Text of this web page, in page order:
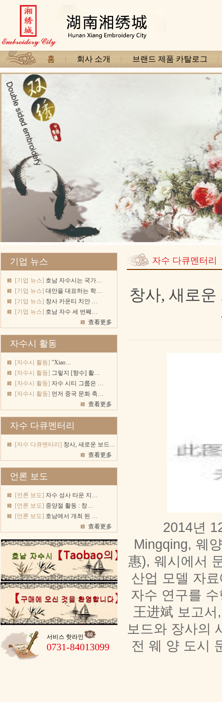
홈 회사 소개 브랜드 제품 카탈로그
기업 뉴스
[기업 뉴스] 호남 자수시는 국가…
[기업 뉴스] 대만을 대표하는 학…
[기업 뉴스] 창사 카운티 치안 …
[기업 뉴스] 호남 자수 세 번째…
查看更多
자수시 활동
[자수시 활동] "Xiao…
[자수시 활동] 그렇지 [향수] 활…
[자수시 활동] 자수 시티 그룹은 …
[자수시 활동] 먼저 중국 문화 축…
查看更多
자수 다큐멘터리
[자수 다큐멘터리] 창사, 새로운 보드…
查看更多
언론 보도
[언론 보도] 자수 성사 타운 지…
[언론 보도] 중양절 활동 : 창…
[언론 보도] 호남에서 개최 된 …
查看更多
서비스 핫라인
0731-84013099
자수 다큐멘터리
창사, 새로
2014년
Mingqing, 웨
惠), 웨시에서
산업 모델 자
자수 연구를
王进斌 보고
보드와 장사의
전 웨 양 도시